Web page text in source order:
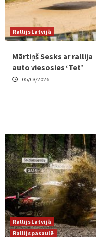
Rallijs Latvijā
Mārtiņš Sesks ar rallija
auto viesosies ‘Tet’
05/08/2026
Rallijs Latvijā
Rallijs pasaulē